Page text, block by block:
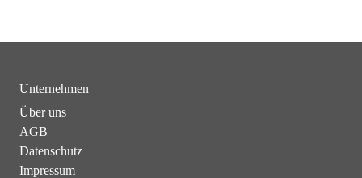
Unternehmen
Über uns
AGB
Datenschutz
Impressum